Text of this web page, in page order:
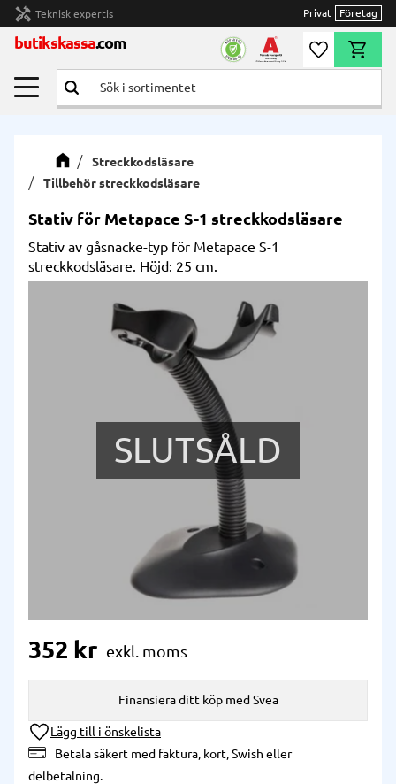
Meny
handyman Teknisk expertis Privat Företag
butikskassa.com Önskelista
Streckkodsläsare
Tillbehör streckkodsläsare
Stativ för Metapace S-1 streckkodsläsare
Stativ av gåsnacke-typ för Metapace S-1
streckkodsläsare. Höjd: 25 cm.
SLUTSÅLD
352 kr
Lägg till i önskelista
Betala säkert med faktura, kort, Swish eller
delbetalning.
Finansiera ditt köp med Svea